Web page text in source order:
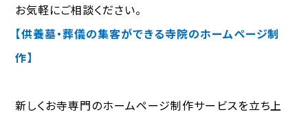
お気軽にご相談ください。
【供養墓・葬儀の集客ができる寺院のホームページ制
作】
新しくお寺専門のホームページ制作サービスを立ち上